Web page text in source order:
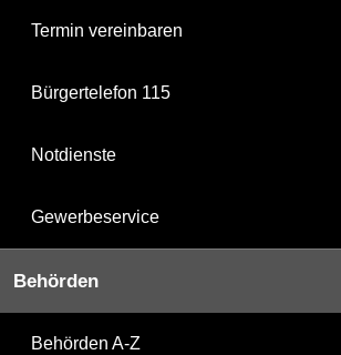
Termin vereinbaren
Bürgertelefon 115
Notdienste
Gewerbeservice
Behörden
Behörden A-Z